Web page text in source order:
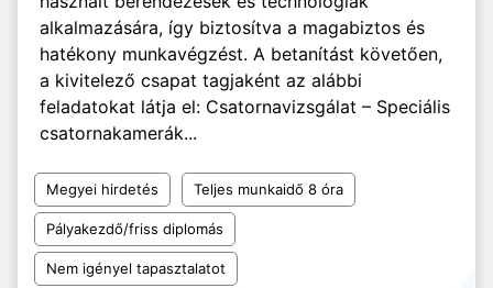
alkalmazására, így biztosítva a magabiztos és
hatékony munkavégzést. A betanítást követően,
a kivitelező csapat tagjaként az alábbi
feladatokat látja el: Csatornavizsgálat – Speciális
csatornakamerák...
Megyei hirdetés Teljes munkaidő 8 óra
Pályakezdő/friss diplomás
Nem igényel tapasztalatot